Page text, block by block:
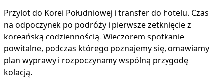
Przylot do Korei Południowej i transfer do hotelu. Czas
na odpoczynek po podróży i pierwsze zetknięcie z
koreańską codziennością. Wieczorem spotkanie
powitalne, podczas którego poznajemy się, omawiamy
plan wyprawy i rozpoczynamy wspólną przygodę
kolacją.